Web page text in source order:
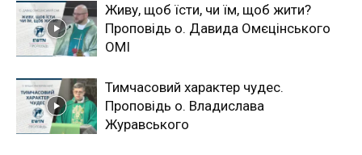
Живу, щоб їсти, чи їм, щоб жити?
Проповідь о. Давида Омєцінського
ОМІ
Тимчасовий характер чудес.
Проповідь о. Владислава
Журавського